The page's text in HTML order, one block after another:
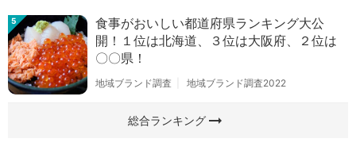
5
食事がおいしい都道府県ランキング大公
開！１位は北海道、３位は大阪府、２位は
〇〇県！
地域ブランド調査 地域ブランド調査2022
総合ランキングarrow_right_alt